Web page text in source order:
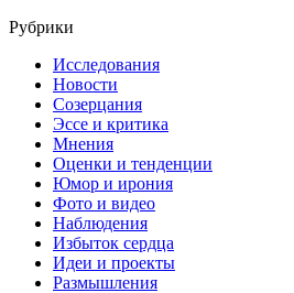
Рубрики
Исследования
Новости
Созерцания
Эссе и критика
Мнения
Оценки и тенденции
Юмор и ирония
Фото и видео
Наблюдения
Избыток сердца
Идеи и проекты
Размышления